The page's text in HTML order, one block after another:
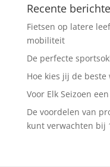
Recente
Fietsen op latere
mobiliteit
De perfecte
Hoe kies jij de
Voor Elk Seizoen
De voordelen van
kunt verwachten bij